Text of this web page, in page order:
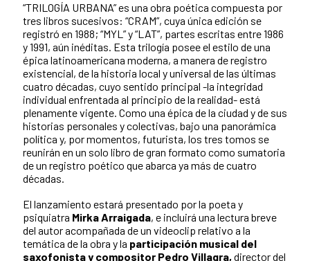
“TRILOGÍA URBANA” es una obra poética compuesta por
tres libros sucesivos: “CRAM”, cuya única edición se
registró en 1988; “MYL” y “LAT”, partes escritas entre 1986
y 1991, aún inéditas. Esta trilogía posee el estilo de una
épica latinoamericana moderna, a manera de registro
existencial, de la historia local y universal de las últimas
cuatro décadas, cuyo sentido principal -la integridad
individual enfrentada al principio de la realidad- está
plenamente vigente. Como una épica de la ciudad y de sus
historias personales y colectivas, bajo una panorámica
política y, por momentos, futurista, los tres tomos se
reunirán en un solo libro de gran formato como sumatoria
de un registro poético que abarca ya más de cuatro
décadas.
El lanzamiento estará presentado por la poeta y
psiquiatra Mirka Arraigada, e incluirá una lectura breve
del autor acompañada de un videoclip relativo a la
temática de la obra y la participación musical del
saxofonista y compositor Pedro Villagra, director del